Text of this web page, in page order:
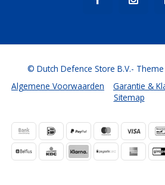
Algemene Voorwaarden Garantie &
Sitemap
© Dutch Defence Store B.V.-